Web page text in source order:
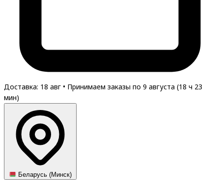
Доставка: 18 авг • Принимаем заказы по 9 августа (18 ч 23
мин)
Беларусь (Минск)